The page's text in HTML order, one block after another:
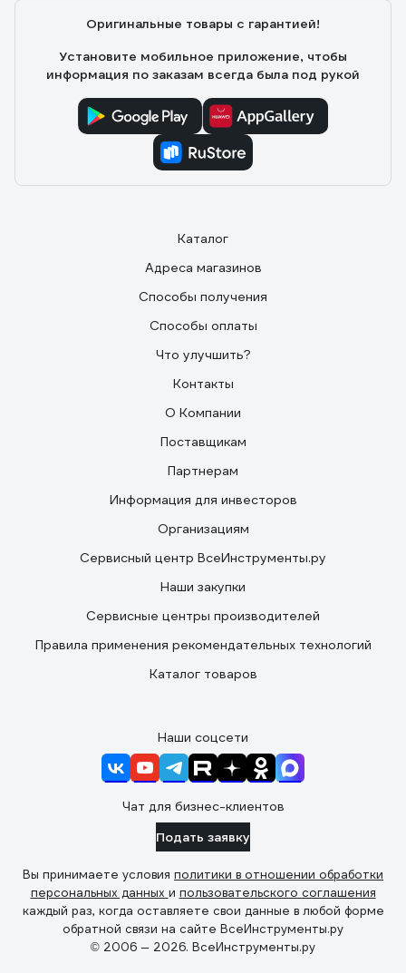
Оригинальные товары с гарантией!
Установите мобильное приложение, чтобы
информация по заказам всегда была под рукой
Каталог
Адреса магазинов
Способы получения
Способы оплаты
Что улучшить?
Контакты
О Компании
Поставщикам
Партнерам
Информация для инвесторов
Организациям
Сервисный центр ВсеИнструменты.ру
Наши закупки
Сервисные центры производителей
Правила применения рекомендательных технологий
Каталог товаров
Наши соцсети
Чат для бизнес-клиентов
Подать заявку
Вы принимаете условия политики в отношении обработки
персональных данных и пользовательского соглашения
каждый раз, когда оставляете свои данные в любой форме
обратной связи на сайте ВсеИнструменты.ру
© 2006 — 2026. ВсеИнструменты.ру